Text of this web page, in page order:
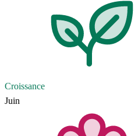
Croissance
Juin